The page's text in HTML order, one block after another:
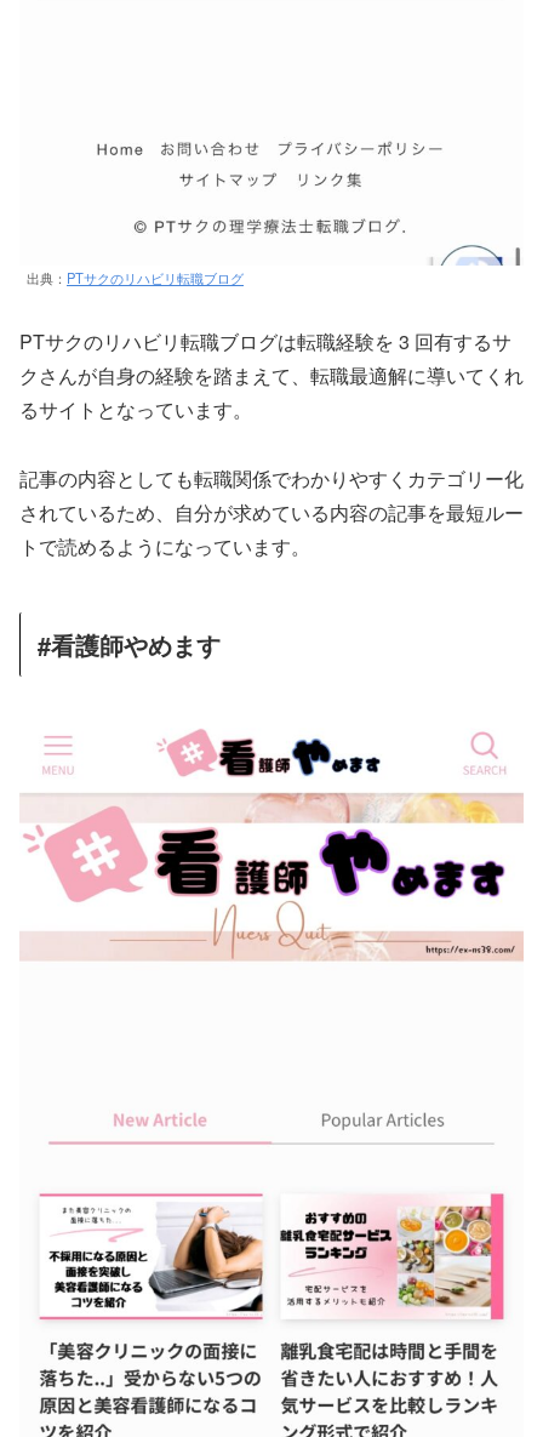
出典： PTサクのリハビリ転職ブログ
PTサクのリハビリ転職ブログは転職経験を 3 回有するサ
クさんが自身の経験を踏まえて、転職最適解に導いてくれ
るサイトとなっています。
記事の内容としても転職関係でわかりやすくカテゴリー化
されているため、自分が求めている内容の記事を最短ルー
トで読めるようになっています。
#看護師やめます